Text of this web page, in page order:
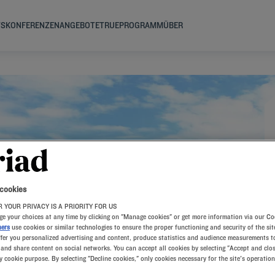
KONFERENZENANGEBOTETRUEPROGRAMMÜBER
YOUR PRIVACY IS A PRIORITY FOR US
your choices at any time by clicking on "Manage cookies" or get more information via our
use cookies or similar technologies to ensure the proper functioning and security of the
you personalized advertising and content, produce statistics and audience measurements
share content on social networks. You can accept all cookies by selecting "Accept and
cookie purpose. By selecting "Decline cookies," only cookies necessary for the site's